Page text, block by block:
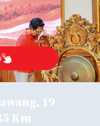
Mangusada di
Minggu
09/2026 - 18:44
19
Km